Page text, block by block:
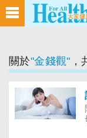
關於"金錢觀" ，